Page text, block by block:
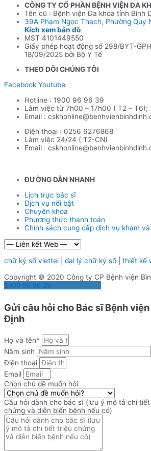
CÔNG TY CỔ PHẦN BỆNH VIỆN ĐA
Tên cũ : Bệnh viện Đa khoa tỉnh Bình
39A Phạm Ngọc Thạch, Phường Quy
Kích xem bản đồ
MST 4101449550
Giấy phép hoạt động số 298/BYT-
18/09/2025 bởi Bộ Y Tế
THEO DÕI CHÚNG TÔI
Facebook Youtube
Hotline : 1900 96 96 39
Làm việc từ 7h00 – 17h00 ( T2 – T6);
Email :
Điện thoại : 0256 6276868
Làm việc 24/24 ( T2-CN)
Email :
ĐƯỜNG DẪN NHANH
Lịch trực bác sĩ
Dịch vụ nổi bật
Chuyên khoa
Phương thức thanh toán
Chính sách cung cấp dịch vụ khám
chữ ký số viettel đại lý chữ ký số| thiết kế
Copyright © 2020 Công ty CP Bệnh viện
1900 96 96 39
Gửi câu hỏi cho Bác sĩ Bệnh
Định
Họ và tên*
Năm sinh
Điện thoại
Email
Chọn chủ đề muốn hỏi
Câu hỏi dành cho bác sĩ (lưu ý mô tả chi
chứng và diễn biến bệnh nếu có)